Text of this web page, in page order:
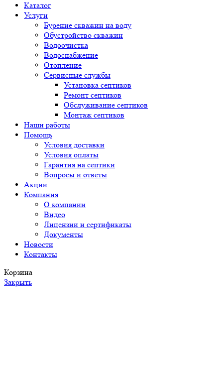
Каталог
Услуги
Бурение скважин на воду
Обустройство скважин
Водоочистка
Водоснабжение
Отопление
Сервисные службы
Установка септиков
Ремонт септиков
Обслуживание септиков
Монтаж септиков
Наши работы
Помощь
Условия доставки
Условия оплаты
Гарантия на септики
Вопросы и ответы
Акции
Компания
О компании
Видео
Лицензии и сертификаты
Документы
Новости
Контакты
Корзина
Закрыть